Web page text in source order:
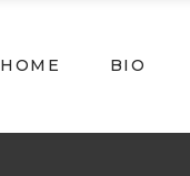
HOME BIO